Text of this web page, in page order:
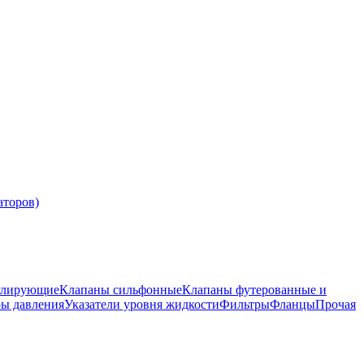
Клапаны сильфонныеКлапаны футерованные и
давленияУказатели уровня жидкостиФильтрыФланцыПрочая